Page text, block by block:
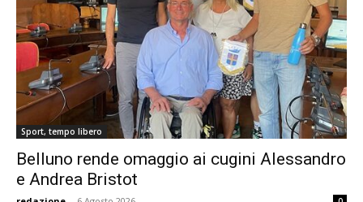
Sport, tempo libero
Belluno rende omaggio ai cugini Alessandro
e Andrea Bristot